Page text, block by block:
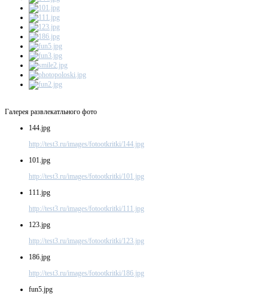
Галерея развлекатльного фото
144.jpg
http://test3.ru/images/fotootkritki/144.jpg
101.jpg
http://test3.ru/images/fotootkritki/101.jpg
111.jpg
http://test3.ru/images/fotootkritki/111.jpg
123.jpg
http://test3.ru/images/fotootkritki/123.jpg
186.jpg
http://test3.ru/images/fotootkritki/186.jpg
fun5.jpg